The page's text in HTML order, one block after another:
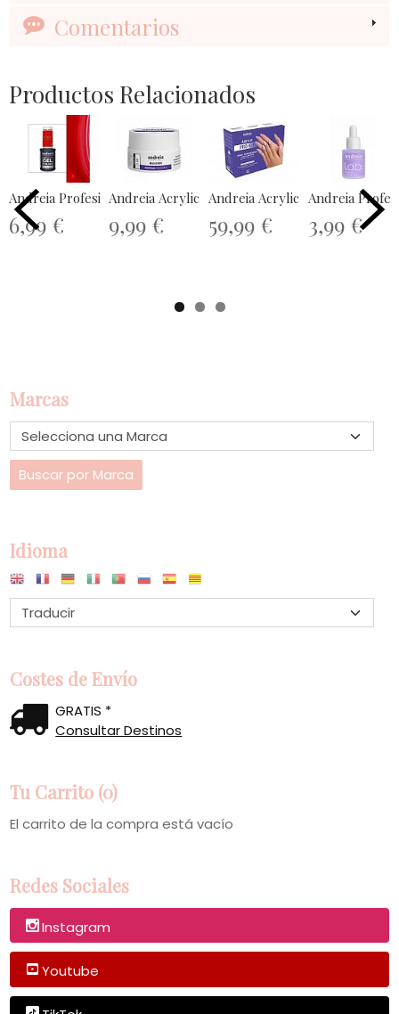
Marcas
Idioma
Costes de Envío
GRATIS *
Consultar Destinos
Tu Carrito (0)
El carrito de la compra está vacío
Redes Sociales
Instagram
Youtube
Comentarios
Productos Relacionados
Andreia Profesional The Gel Polish...
6,99 €
Andreia Acrylic Powder Clear 20g
9,99 €
Andreia Acrylic Prokit
59,99 € 3,99 €